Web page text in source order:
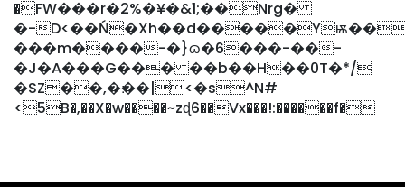
�FW���r�2%�¥�&1;��Nrg�
�-
���m����-�}ɷ�6���-��-
�J�A���G��� ��b��H��0T�*/
�SZ��,�׃��|<�s^N#
<5B�,��X�w����~zɖ6��Vx���!:������f�